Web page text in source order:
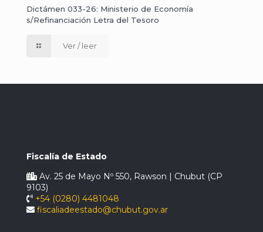
Dictámen 033-26: Ministerio de Economía
s/Refinanciación Letra del Tesoro
Ver / leer
Fiscalía de Estado
Av. 25 de Mayo Nº 550, Rawson | Chubut (CP
9103)
+54 (0280) 4481048
fiscaliadeestado@chubut.gov.ar